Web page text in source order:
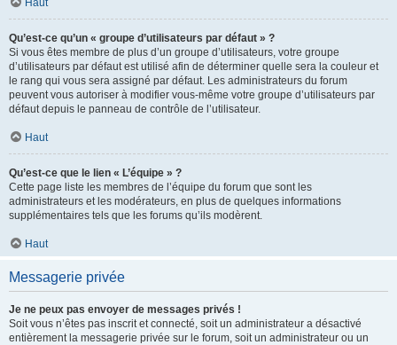
Haut
Qu’est-ce qu’un « groupe d’utilisateurs par défaut » ?
Si vous êtes membre de plus d’un groupe d’utilisateurs, votre groupe
d’utilisateurs par défaut est utilisé afin de déterminer quelle sera la couleur et
le rang qui vous sera assigné par défaut. Les administrateurs du forum
peuvent vous autoriser à modifier vous-même votre groupe d’utilisateurs par
défaut depuis le panneau de contrôle de l’utilisateur.
Haut
Qu’est-ce que le lien « L’équipe » ?
Cette page liste les membres de l’équipe du forum que sont les
administrateurs et les modérateurs, en plus de quelques informations
supplémentaires tels que les forums qu’ils modèrent.
Haut
Messagerie privée
Je ne peux pas envoyer de messages privés !
Soit vous n’êtes pas inscrit et connecté, soit un administrateur a désactivé
entièrement la messagerie privée sur le forum, soit un administrateur ou un